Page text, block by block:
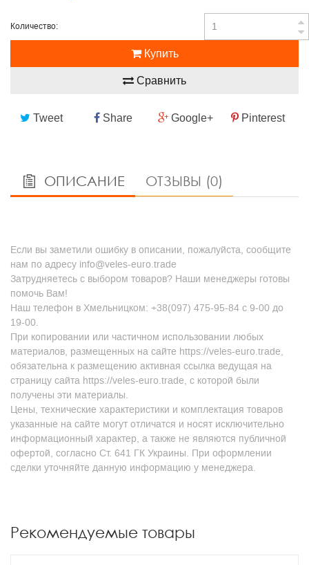
Количество:
Купить
Сравнить
Tweet Share Google+ Pinterest
ОПИСАНИЕ ОТЗЫВЫ (0)
Если вы заметили ошибку в описании, пожалуйста, сообщите
нам по адресу info@veles-euro.trade
Затрудняетесь с выбором товаров? Наши менеджеры готовы
помочь Вам!
Наш телефон в Хмельницком: +38(097) 475-95-84 с 9-00 до
19-00.
При копировании или частичном использовании любых
материалов, размещенных на сайте https://veles-euro.trade,
обязательна к размещению активная ссылка ведущая на
страницу сайта https://veles-euro.trade, с которой были
получены эти материалы.
Цены, технические характеристики и комплектация товаров
указанные на сайте могут отличатся и носят исключительно
информационный характер, а также не являются публичной
офертой, согласно Ст. 641 ГК Украины. При оформлении
сделки уточняйте данную информацию у менеджера.
Рекомендуемые товары